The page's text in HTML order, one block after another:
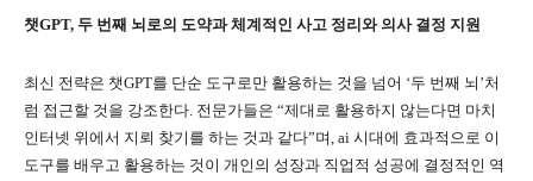
챗GPT, 두 번째 뇌로의 도약과 체계적인 사고 정리와 의사 결정 지원
최신 전략은 챗GPT를 단순 도구로만 활용하는 것을 넘어 ‘두 번째 뇌’처
럼 접근할 것을 강조한다. 전문가들은 “제대로 활용하지 않는다면 마치
인터넷 위에서 지뢰 찾기를 하는 것과 같다”며, ai 시대에 효과적으로 이
도구를 배우고 활용하는 것이 개인의 성장과 직업적 성공에 결정적인 역